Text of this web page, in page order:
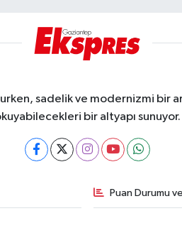
sadelik ve modernizmi bir
bir altyapı sunuyor.
Puan Durumu